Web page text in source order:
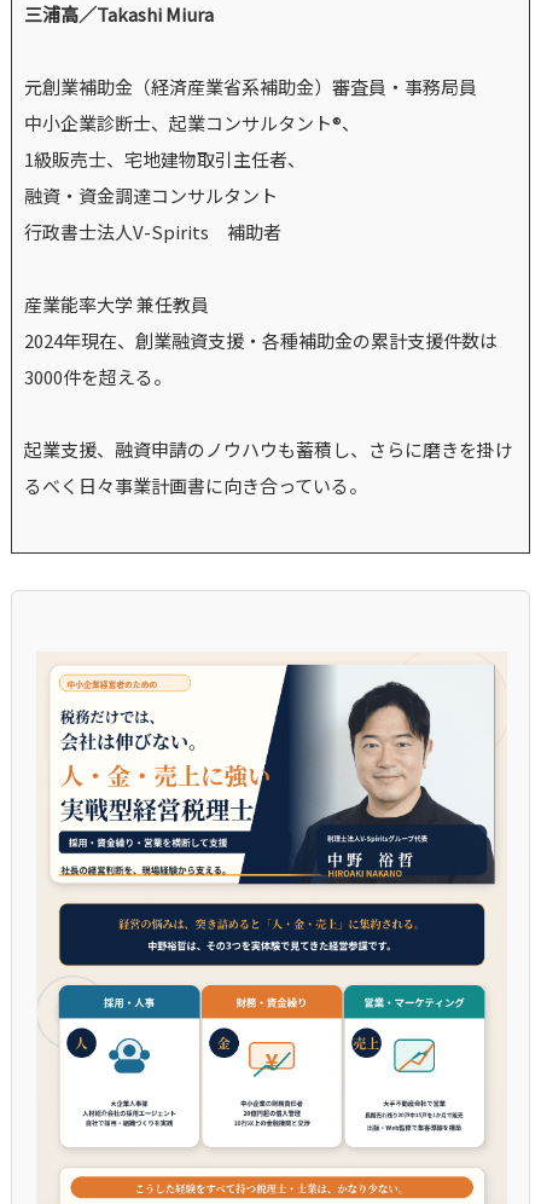
三浦高／Takashi Miura
元創業補助金（経済産業省系補助金）審査員・事務局員
中小企業診断士、起業コンサルタント®、
1級販売士、宅地建物取引主任者、
融資・資金調達コンサルタント
行政書士法人V-Spirits 補助者
産業能率大学 兼任教員
2024年現在、創業融資支援・各種補助金の累計支援件数は
3000件を超える。
起業支援、融資申請のノウハウも蓄積し、さらに磨きを掛け
るべく日々事業計画書に向き合っている。